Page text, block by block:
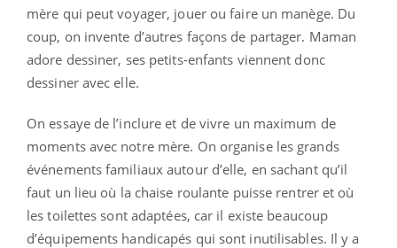
mère qui peut voyager, jouer ou faire un manège. Du
coup, on invente d’autres façons de partager. Maman
adore dessiner, ses petits-enfants viennent donc
dessiner avec elle.
On essaye de l’inclure et de vivre un maximum de
moments avec notre mère. On organise les grands
événements familiaux autour d’elle, en sachant qu’il
faut un lieu où la chaise roulante puisse rentrer et où
les toilettes sont adaptées, car il existe beaucoup
d’équipements handicapés qui sont inutilisables. Il y a